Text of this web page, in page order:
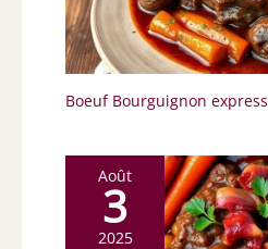
Boeuf Bourguignon express
Août
3
2025